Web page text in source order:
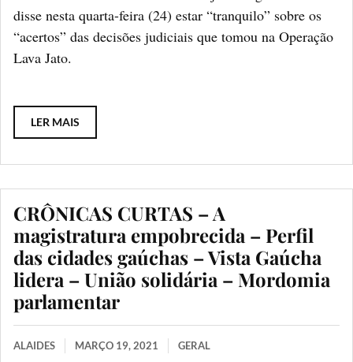
disse nesta quarta-feira (24) estar “tranquilo” sobre os
“acertos” das decisões judiciais que tomou na Operação
Lava Jato.
LER MAIS
CRÔNICAS CURTAS – A
magistratura empobrecida – Perfil
das cidades gaúchas – Vista Gaúcha
lidera – União solidária – Mordomia
parlamentar
ALAIDES MARÇO 19, 2021 GERAL